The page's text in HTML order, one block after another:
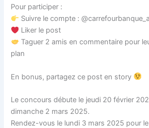
Pour participer :
Suivre le compte :
Liker le post
Taguer 2 amis en commentaire pour
plan
En bonus, partagez ce post en story
Le concours débute le jeudi 20 février
dimanche 2 mars 2025.
Rendez-vous le lundi 3 mars 2025 pour